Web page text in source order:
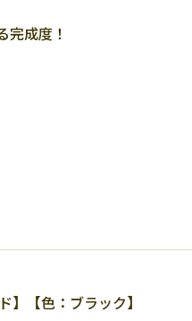
成度！
】【色：ブラック】